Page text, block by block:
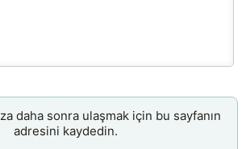
daha sonra ulaşmak için bu sayfanın
adresini kaydedin.